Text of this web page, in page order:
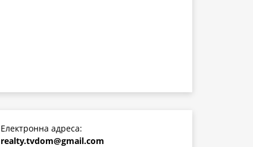
Електронна адреса:
realty.tvdom@gmail.com